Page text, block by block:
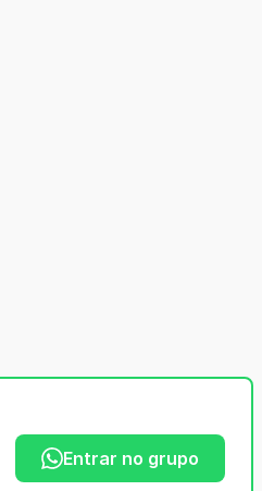
Entrar no grupo